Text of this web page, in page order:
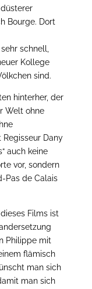
Bourge. Dort
schnell,
Kollege
sind.
hinterher, der
Welt ohne
Dany
auch keine
vor, sondern
Pas de Calais
Films ist
Philippe mit
flämisch
man sich
man sich